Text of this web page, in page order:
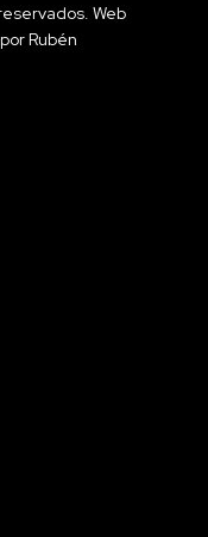
Web
Rubén